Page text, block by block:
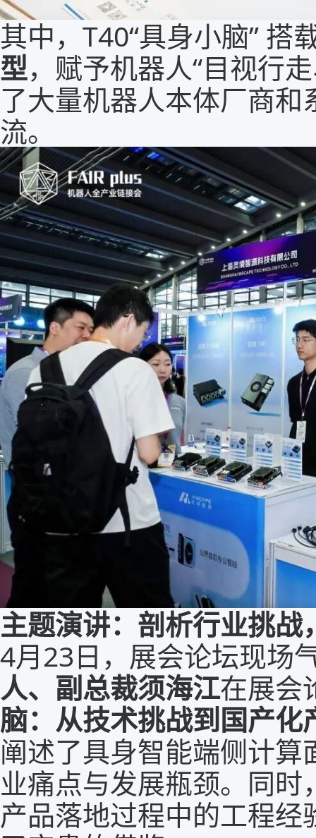
其中，T40“具身小脑” 搭
型，赋予机器人“目视行
了大量机器人本体厂商
流。
主题演讲：剖析行业挑战
4月23日，展会论坛现场
人、副总裁须海江在展会
脑：从技术挑战到国产化
阐述了具身智能端侧计
业痛点与发展瓶颈。同
产品落地过程中的工程